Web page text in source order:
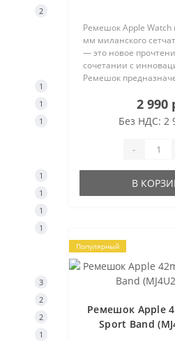
2
1
1
1
1
1
1
1
3
2
2
1
Ремешок Apple
мм миланского
— это новое
сочетании с
Ремешок
специальном
оборудовании в
2 990
Без НДС: 2
-
В
Популярный
Ремешок Apple
Sport Band